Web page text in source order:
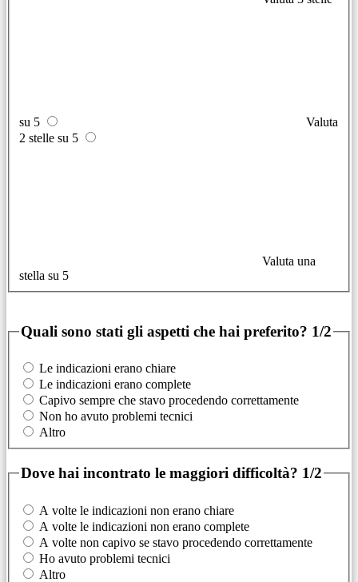
su 5
Valuta
2 stelle su 5
Valuta una
stella su 5
Quali sono stati gli aspetti che hai preferito? 1/2
Le indicazioni erano chiare
Le indicazioni erano complete
Capivo sempre che stavo procedendo correttamente
Non ho avuto problemi tecnici
Altro
Dove hai incontrato le maggiori difficoltà? 1/2
A volte le indicazioni non erano chiare
A volte le indicazioni non erano complete
A volte non capivo se stavo procedendo correttamente
Ho avuto problemi tecnici
Altro